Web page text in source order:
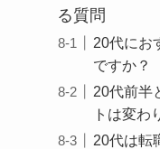
る質問
20代にお
ですか？
20代前半
トは変わ
20代は転